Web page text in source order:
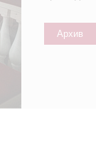
Архив